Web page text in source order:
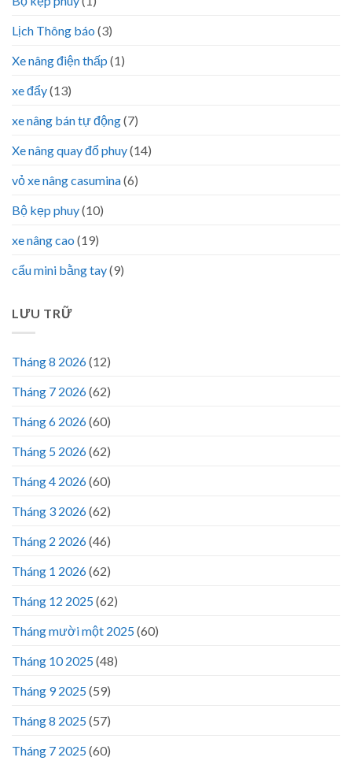
Lịch Thông báo (3)
Xe nâng điện thấp (1)
xe đẩy(13)
xe nâng bán tự động(7)
Xe nâng quay đổ phuy(14)
vỏ xe nâng casumina(6)
Bộ kẹp phuy(10)
xe nâng cao (19)
cẩu mini bằng tay(9)
LƯU TRỮ
Tháng 8 2026(12)
Tháng 7 2026(62)
Tháng 6 2026(60)
Tháng 5 2026(62)
Tháng 4 2026(60)
Tháng 3 2026(62)
Tháng 2 2026(46)
Tháng 1 2026(62)
Tháng 12 2025(62)
Tháng mười một 2025(60)
Tháng 10 2025(48)
Tháng 9 2025(59)
Tháng 8 2025(57)
Tháng 7 2025(60)